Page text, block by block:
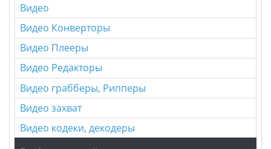
Видео
Видео Конверторы
Видео Плееры
Видео Редакторы
Видео грабберы, Рипперы
Видео захват
Видео кодеки, декодеры